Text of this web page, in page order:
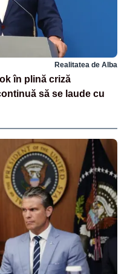
Realitatea de Alba
în plină criză
să se laude cu